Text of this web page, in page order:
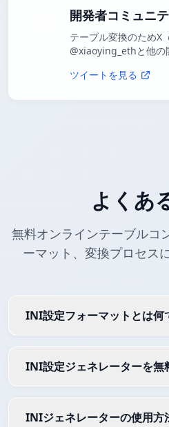
開発者コミュニ
テーブル変換のためX
@xiaoying_ethと他の
ツイートを見る
よくあ
無料オンラインテーブルコ
ーマット、変換プロセス
INI設定フォーマットとは何
INI設定ジェネレーターを無
INIジェネレーターの使用方